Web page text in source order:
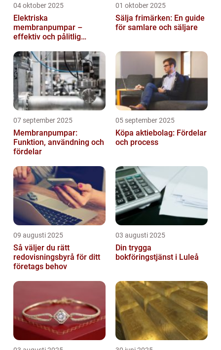
04 oktober 2025
Elektriska
membranpumpar –
effektiv och pålitlig
01 oktober 2025
Sälja frimärken: En guide
för samlare och säljare
07 september 2025
Membranpumpar:
Funktion, användning och
fördelar
05 september 2025
Köpa aktiebolag: Fördelar
och process
09 augusti 2025
Så väljer du rätt
redovisningsbyrå för ditt
företags behov
03 augusti 2025
Din trygga
bokföringstjänst i Luleå